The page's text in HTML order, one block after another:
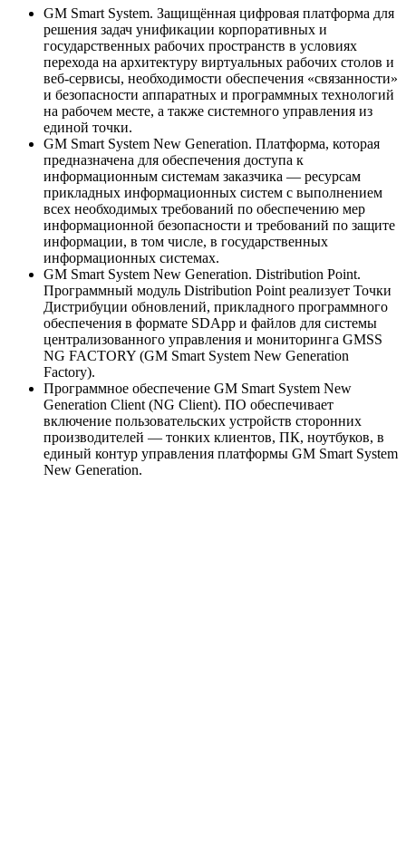
GM Smart System. Защищённая цифровая платформа для
решения задач унификации корпоративных и
государственных рабочих пространств в условиях
перехода на архитектуру виртуальных рабочих столов и
веб-сервисы, необходимости обеспечения «связанности»
и безопасности аппаратных и программных технологий
на рабочем месте, а также системного управления из
единой точки.
GM Smart System New Generation. Платформа, которая
предназначена для обеспечения доступа к
информационным системам заказчика — ресурсам
прикладных информационных систем с выполнением
всех необходимых требований по обеспечению мер
информационной безопасности и требований по защите
информации, в том числе, в государственных
информационных системах.
GM Smart System New Generation. Distribution Point.
Программный модуль Distribution Point реализует Точки
Дистрибуции обновлений, прикладного программного
обеспечения в формате SDApp и файлов для системы
централизованного управления и мониторинга GMSS
NG FACTORY (GM Smart System New Generation
Factory).
Программное обеспечение GM Smart System New
Generation Client (NG Client). ПО обеспечивает
включение пользовательских устройств сторонних
производителей — тонких клиентов, ПК, ноутбуков, в
единый контур управления платформы GM Smart System
New Generation.